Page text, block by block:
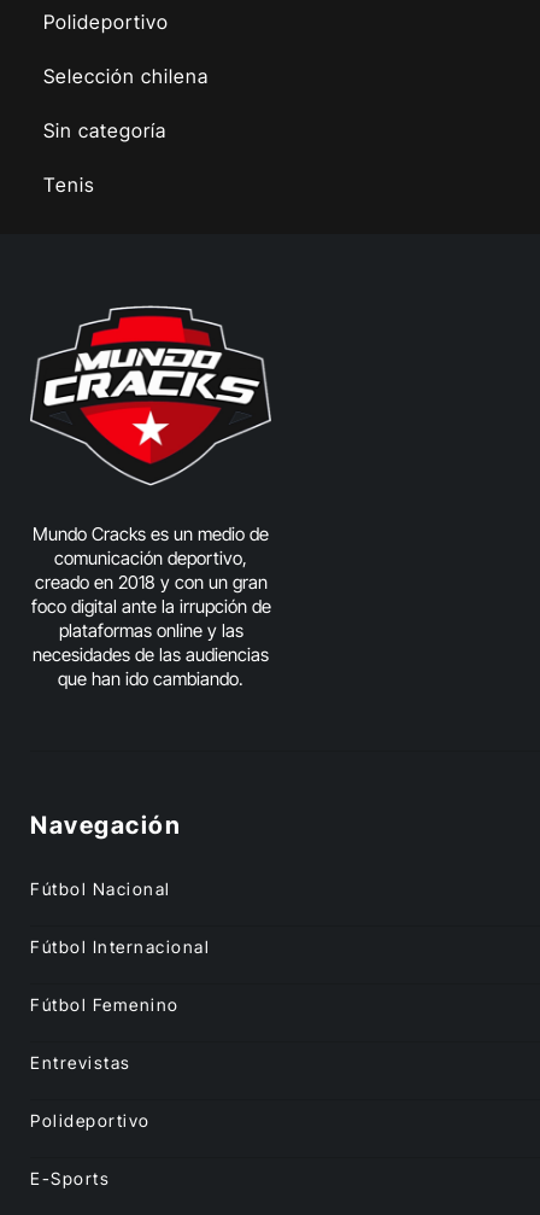
Polideportivo
Selección chilena
Sin categoría
Tenis
Mundo Cracks es un medio de
comunicación deportivo,
creado en 2018 y con un gran
foco digital ante la irrupción de
plataformas online y las
necesidades de las audiencias
que han ido cambiando.
Navegación
Fútbol Nacional
Fútbol Internacional
Fútbol Femenino
Entrevistas
Polideportivo
E-Sports